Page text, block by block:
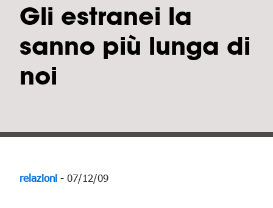
Gli estranei la
sanno più lunga di
noi
relazioni - 07/12/09